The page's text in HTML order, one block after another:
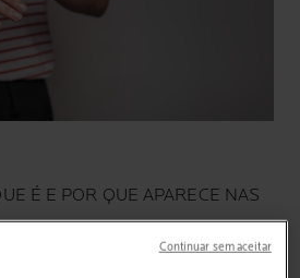
É E POR QUE APARECE NAS
Continuar sem aceitar